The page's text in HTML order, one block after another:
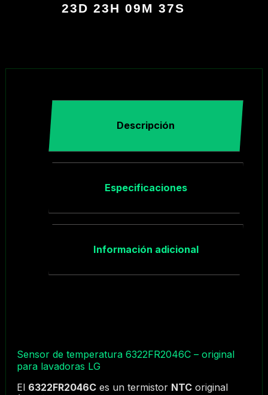
23D 23H 09M 37S
Descripción
Especificaciones
Información adicional
Sensor de temperatura 6322FR2046C – original
para lavadoras LG
El 6322FR2046Ces un termistor NTCoriginal